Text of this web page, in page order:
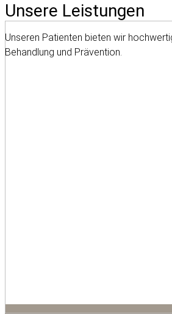
Unsere Leistungen
Unseren Patienten bieten wir
Behandlung und Prävention.